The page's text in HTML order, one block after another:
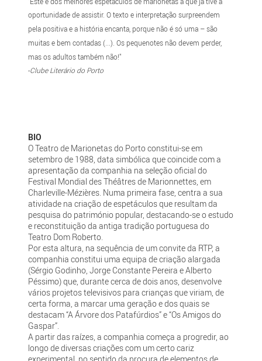
oportunidade de assistir. O texto e interpretação surpreendem
pela positiva e a história encanta, porque não é só uma – são
muitas e bem contadas (...). Os pequenotes não devem perder,
mas os adultos também não!"
-Clube Literário do Porto
BIO
O Teatro de Marionetas do Porto constitui-se em
setembro de 1988, data simbólica que coincide com a
apresentação da companhia na seleção oficial do
Festival Mondial des Théâtres de Marionnettes, em
Charleville-Mézières. Numa primeira fase, centra a sua
atividade na criação de espetáculos que resultam da
pesquisa do património popular, destacando-se o estudo
e reconstituição da antiga tradição portuguesa do
Teatro Dom Roberto.
Por esta altura, na sequência de um convite da RTP, a
companhia constitui uma equipa de criação alargada
(Sérgio Godinho, Jorge Constante Pereira e Alberto
Péssimo) que, durante cerca de dois anos, desenvolve
vários projetos televisivos para crianças que viriam, de
certa forma, a marcar uma geração e dos quais se
destacam “A Árvore dos Patafúrdios” e “Os Amigos do
Gaspar”.
A partir das raízes, a companhia começa a progredir, ao
longo de diversas criações com um certo cariz